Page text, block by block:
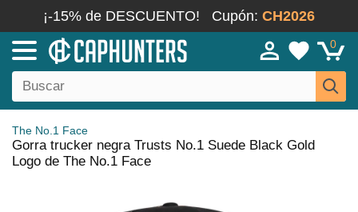
¡-15% de DESCUENTO! Cupón: CH2026
0
The No.1 Face
Gorra trucker negra Trusts No.1 Suede Black Gold
Logo de The No.1 Face